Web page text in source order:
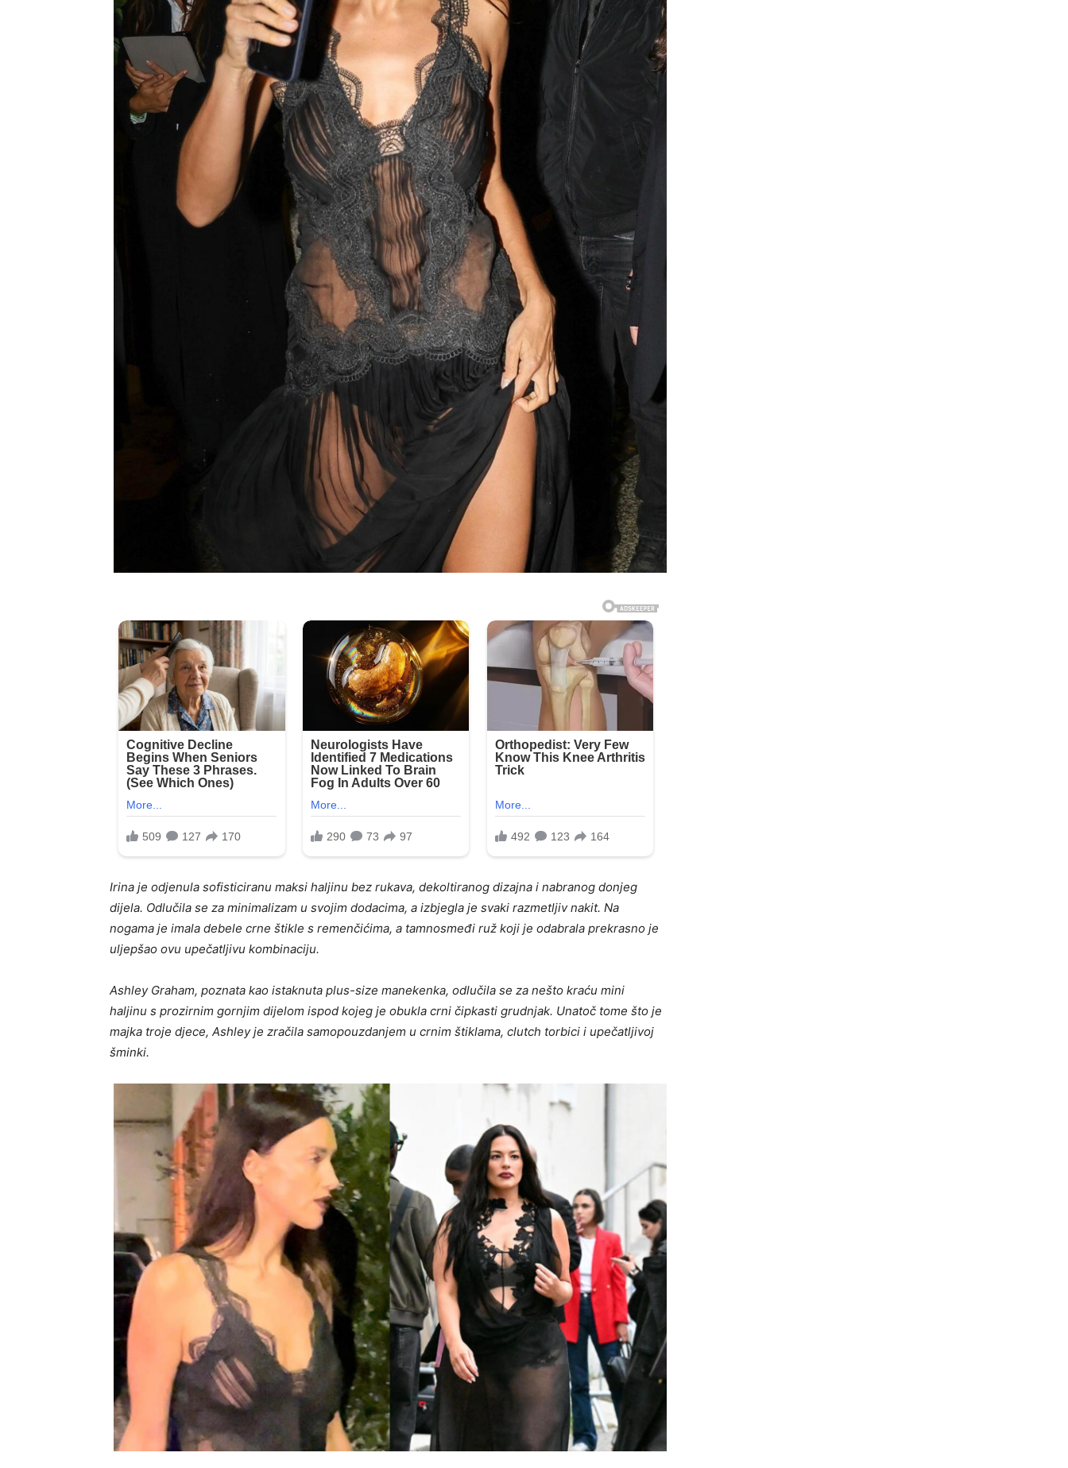
Irina je odjenula sofisticiranu maksi haljinu bez rukava, dekoltiranog dizajna i nabranog donjeg
dijela. Odlučila se za minimalizam u svojim dodacima, a izbjegla je svaki razmetljiv nakit. Na
nogama je imala debele crne štikle s remenčićima, a tamnosmeđi ruž koji je odabrala prekrasno je
uljepšao ovu upečatljivu kombinaciju.
Ashley Graham, poznata kao istaknuta plus-size manekenka, odlučila se za nešto kraću mini
haljinu s prozirnim gornjim dijelom ispod kojeg je obukla crni čipkasti grudnjak. Unatoč tome što je
majka troje djece, Ashley je zračila samopouzdanjem u crnim štiklama, clutch torbici i upečatljivoj
šminki.